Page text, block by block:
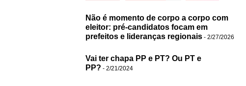
Não é momento de corpo a corpo com
eleitor: pré-candidatos focam em
prefeitos e lideranças regionais - 2/27/2026
Vai ter chapa PP e PT? Ou PT e
PP? - 2/21/2024